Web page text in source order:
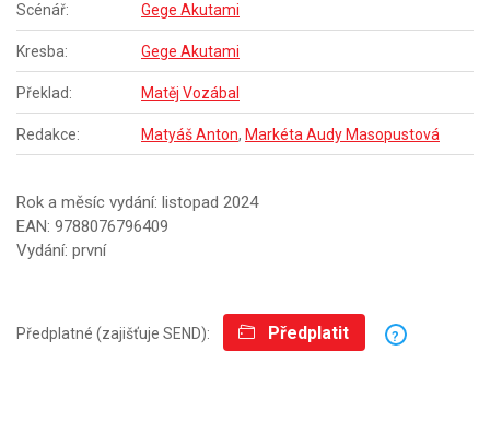
Scénář: Gege Akutami
Kresba: Gege Akutami
Překlad: Matěj Vozábal
Redakce: Matyáš Anton, Markéta Audy Masopustová
Rok a měsíc vydání: listopad 2024
EAN: 9788076796409
Vydání: první
Předplatné (zajišťuje SEND): Předplatit ?